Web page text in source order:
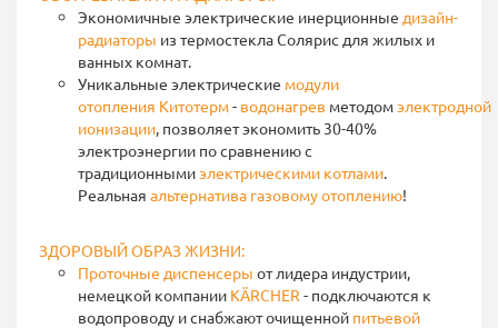
Экономичные электрические инерционные дизайн-
радиаторы из термостекла Солярис для жилых и
ванных комнат.
Уникальные электрические модули
отопления Китотерм- водонагрев методомэлектродной
ионизации, позволяет экономить 30-40%
электроэнергии по сравнению с
традиционнымиэлектрическими котлами.
Реальная альтернатива газовому отоплению!
ЗДОРОВЫЙ ОБРАЗ ЖИЗНИ:
Проточные диспенсеры от лидера индустрии,
немецкой компании KÄRCHER - подключаются к
водопроводу и снабжают очищенной питьевой